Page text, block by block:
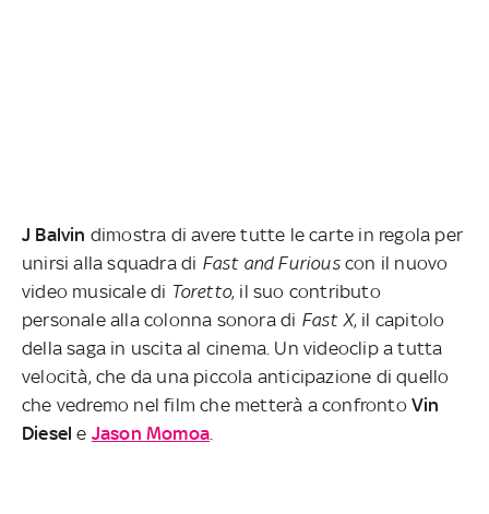
J Balvin dimostra di avere tutte le carte in regola per
unirsi alla squadra di Fast and Furiouscon il nuovo
video musicale di Toretto, il suo contributo
personale alla colonna sonora di Fast X, il capitolo
della saga in uscita al cinema. Un videoclip a tutta
velocità, che da una piccola anticipazione di quello
che vedremo nel film che metterà a confrontoVin
Diesel e Jason Momoa